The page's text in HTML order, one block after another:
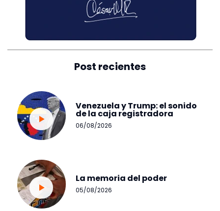
Post recientes
Venezuela y Trump: el sonido
de la caja registradora
06/08/2026
La memoria del poder
05/08/2026